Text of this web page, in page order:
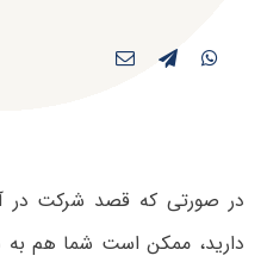
در صورتی که قصد شرکت در
دارید، ممکن است شما هم